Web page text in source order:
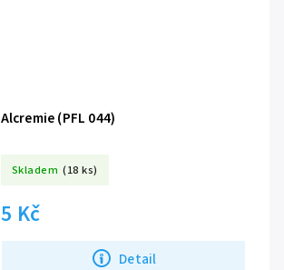
Alcremie (PFL 044)
Skladem (18 ks)
5 Kč
Detail